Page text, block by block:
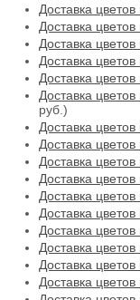
Доставка цветов
Доставка
Доставка
Доставка цветов
Доставка
Доставка
руб.)
Доставка
Доставка
Доставка
Доставка
Доставка
Доставка
Доставка цветов
Доставка
Доставка
Доставка